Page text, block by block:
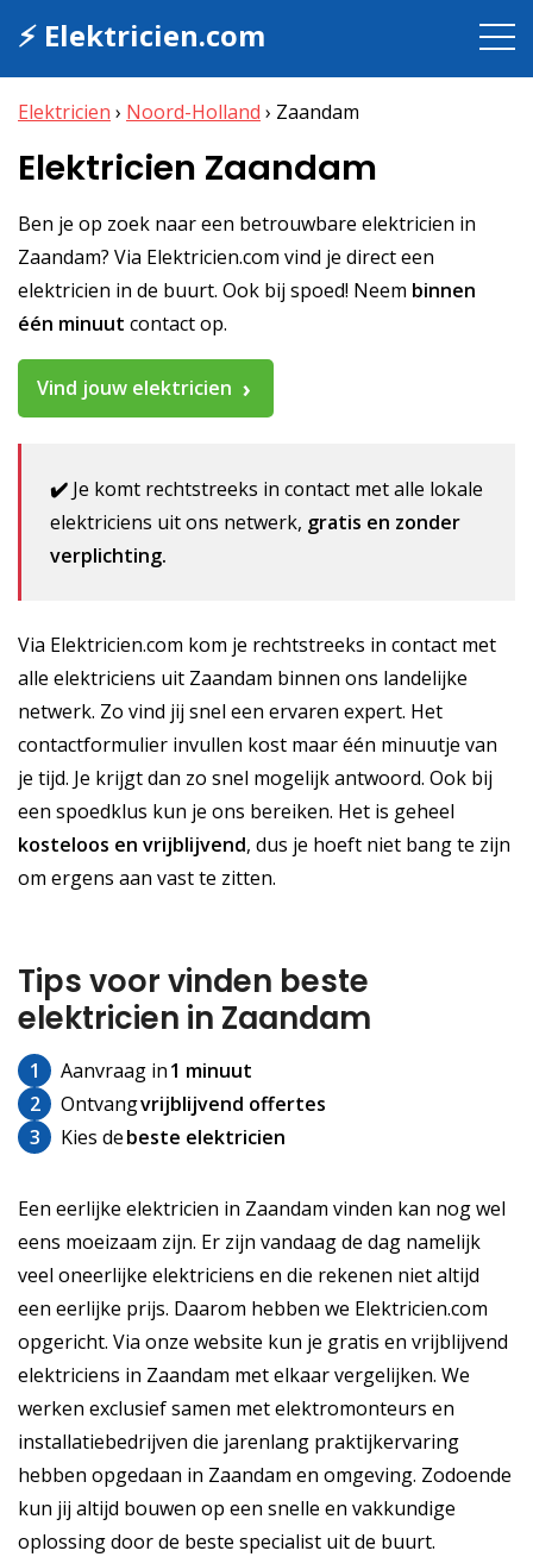
⚡ Elektricien.com
Elektricien › Noord-Holland › Zaandam
Elektricien Zaandam
Ben je op zoek naar een betrouwbare elektricien in
Zaandam? Via Elektricien.com vind je direct een
elektricien in de buurt. Ook bij spoed! Neem binnen
één minuut contact op.
Vind jouw elektricien
✔️ Je komt rechtstreeks in contact met alle lokale
elektriciens uit ons netwerk, gratis en zonder
verplichting.
Via Elektricien.com kom je rechtstreeks in contact met
alle elektriciens uit Zaandam binnen ons landelijke
netwerk. Zo vind jij snel een ervaren expert. Het
contactformulier invullen kost maar één minuutje van
je tijd. Je krijgt dan zo snel mogelijk antwoord. Ook bij
een spoedklus kun je ons bereiken. Het is geheel
kosteloos en vrijblijvend, dus je hoeft niet bang te zijn
om ergens aan vast te zitten.
Tips voor vinden beste
elektricien in Zaandam
1 Aanvraag in1 minuut
2
Ontvangvrijblijvend offertes
3
Kies debeste elektricien
Een eerlijke elektricien in Zaandam vinden kan nog wel
eens moeizaam zijn. Er zijn vandaag de dag namelijk
veel oneerlijke elektriciens en die rekenen niet altijd
een eerlijke prijs. Daarom hebben we Elektricien.com
opgericht. Via onze website kun je gratis en vrijblijvend
elektriciens in Zaandam met elkaar vergelijken. We
werken exclusief samen met elektromonteurs en
installatiebedrijven die jarenlang praktijkervaring
hebben opgedaan in Zaandam en omgeving. Zodoende
kun jij altijd bouwen op een snelle en vakkundige
oplossing door de beste specialist uit de buurt.